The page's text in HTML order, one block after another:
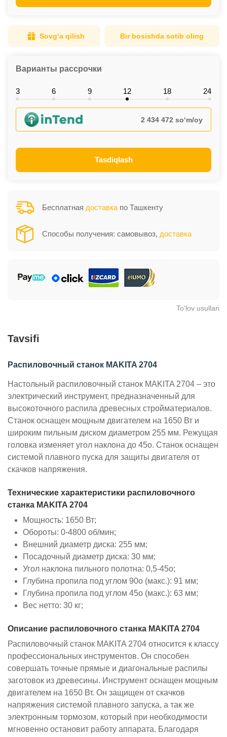
Sovg‘a qilish Bir bosishda sotib oling
Варианты рассрочки
3 6 9 12 18 24
2 434 472 so‘m/oy
Tasdiqlash
Бесплатная доставка по Ташкенту
Способы получения: самовывоз, доставка
To‘lov usullari
Tavsifi
Распиловочный станок MAKITA 2704
Настольный распиловочный станок MAKITA 2704 – это
электрический инструмент, предназначенный для
высокоточного распила древесных стройматериалов.
Станок оснащен мощным двигателем на 1650 Вт и
широким пильным диском диаметром 255 мм. Режущая
головка изменяет угол наклона до 45о. Станок оснащен
системой плавного пуска для защиты двигателя от
скачков напряжения.
Технические характеристики распиловочного
станка MAKITA 2704
Мощность: 1650 Вт;
Обороты: 0-4800 об/мин;
Внешний диаметр диска: 255 мм;
Посадочный диаметр диска: 30 мм;
Угол наклона пильного полотна: 0,5-45о;
Глубина пропила под углом 90о (макс.): 91 мм;
Глубина пропила под углом 45о (макс.): 63 мм;
Вес нетто: 30 кг;
Описание распиловочного станка MAKITA 2704
Распиловочный станок MAKITA 2704 относится к классу
профессиональных инструментов. Он способен
совершать точные прямые и диагональные распилы
заготовок из древесины. Инструмент оснащен мощным
двигателем на 1650 Вт. Он защищен от скачков
напряжения системой плавного запуска, а так же
электронным тормозом, который при необходимости
мгновенно остановит работу аппарата. Благодаря